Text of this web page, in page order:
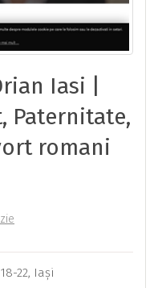
Iasi |
Paternitate,
romani
22, Iași